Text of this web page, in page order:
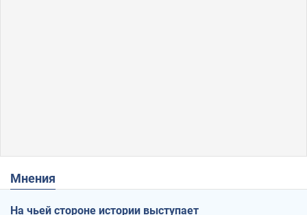
Мнения
На чьей стороне истории выступает